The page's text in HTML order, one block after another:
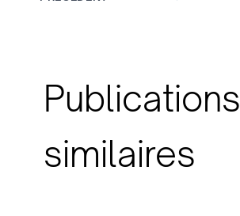
Publications
similaires